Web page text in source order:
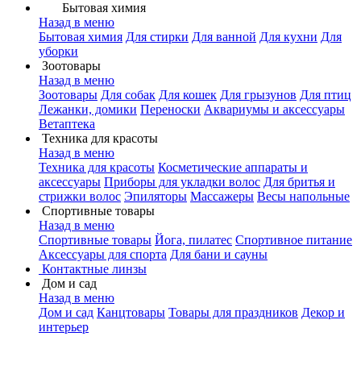
Бытовая химия
Назад в меню
Бытовая химия Для стирки Для ванной Для кухни Для
уборки
Зоотовары
Назад в меню
Зоотовары Для собак Для кошек Для грызунов Для птиц
Лежанки, домики Переноски Аквариумы и аксессуары
Ветаптека
Техника для красоты
Назад в меню
Техника для красоты Косметические аппараты и
аксессуары Приборы для укладки волос Для бритья и
стрижки волос Эпиляторы Массажеры Весы напольные
Спортивные товары
Назад в меню
Спортивные товары Йога, пилатес Спортивное питание
Аксессуары для спорта Для бани и сауны
Контактные линзы
Дом и сад
Назад в меню
Дом и сад Канцтовары Товары для праздников Декор и
интерьер